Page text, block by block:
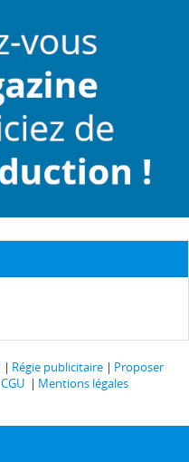
Régie publicitaire
Proposer
CGU
Mentions légales